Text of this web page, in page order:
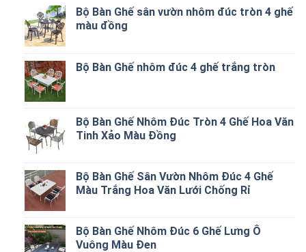
Bộ Bàn Ghế sân vườn nhôm đúc tròn 4 ghế
màu đồng
Bộ Bàn Ghế nhôm đúc 4 ghế trắng tròn
Bộ Bàn Ghế Nhôm Đúc Tròn 4 Ghế Hoa Văn
Tinh Xảo Màu Đồng
Bộ Bàn Ghế Sân Vườn Nhôm Đúc 4 Ghế
Màu Trắng Hoa Văn Lưới Chống Rỉ
Bộ Bàn Ghế Nhôm Đúc 6 Ghế Lưng Ô
Vuông Màu Đen